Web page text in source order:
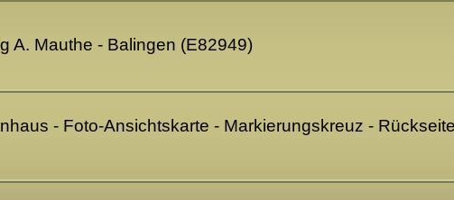
A. Mauthe - Balingen (E82949)
- Foto-Ansichtskarte - Markierungskreuz -